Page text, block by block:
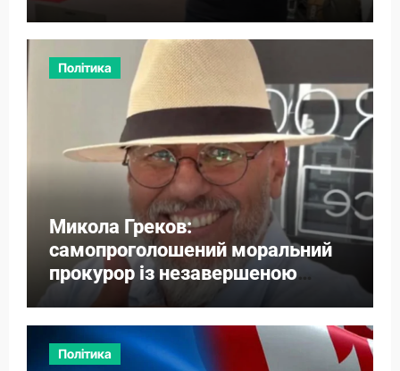
Політика
Микола Греков:
самопроголошений моральний
прокурор із незавершеною
власною справою
Політика